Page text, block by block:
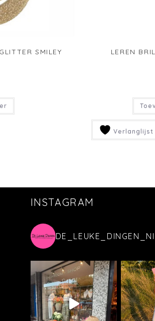
SMILEY LEREN
Verlanglijst
INSTAGRAM